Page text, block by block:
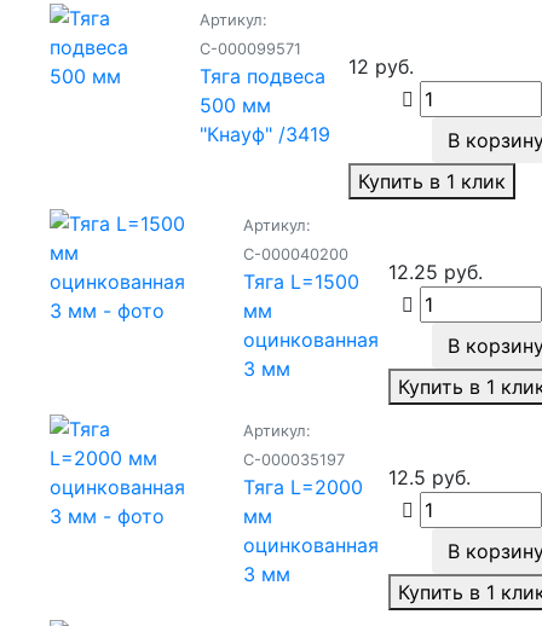
Артикул:
С-000099571
Тяга подвеса
500 мм
"Кнауф" /3419
12 руб.
В
Купить в 1 клик
Артикул:
С-000040200
Тяга L=1500
мм
оцинкованная
3 мм
12.25 руб.
В
Купить в 1
Артикул:
С-000035197
Тяга L=2000
мм
оцинкованная
3 мм
12.5 руб.
В
Купить в 1